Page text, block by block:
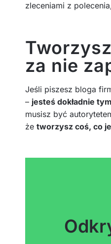
zleceniami z
za nie
Jeśli piszesz bloga
– jesteś dokładnie
musisz być
że tworzysz coś, co